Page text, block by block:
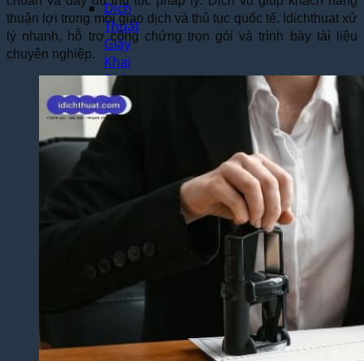
Dịch
Thuật
Giấy
Khai
Sinh,
Hộ
Khẩu
Dịch Thuật
Đa Ngôn
Ngữ
Thuật
Dịch
Tiếng
Trung
Dịch
thuận lợi trong mọi giao dịch và thủ tục quốc tế. Idichthuat xử
lý nhanh, hỗ trợ công chứng trọn gói và trình bày tài liệu
chuyên nghiệp.